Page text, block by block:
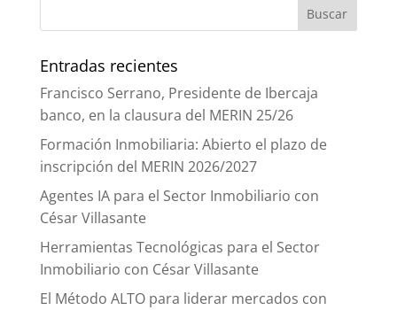
Entradas recientes
Francisco Serrano, Presidente de Ibercaja
banco, en la clausura del MERIN 25/26
Formación Inmobiliaria: Abierto el plazo de
inscripción del MERIN 2026/2027
Agentes IA para el Sector Inmobiliario con
César Villasante
Herramientas Tecnológicas para el Sector
Inmobiliario con César Villasante
El Método ALTO para liderar mercados con